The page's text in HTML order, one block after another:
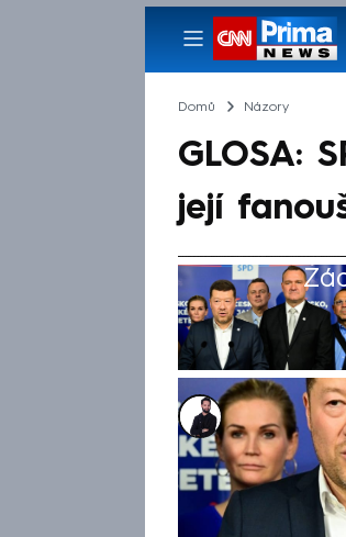
Domů Názory
GLOSA:
její
Marek Veselý
9. čvc 2026, 11:55
Představitelé
krutou